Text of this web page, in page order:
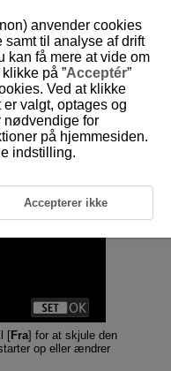
[Fra] for at skjule den
op eller ændrer
anvender cookies
til analyse af drift
kan få mere at vide om
på ”Acceptér”
Ved at klikke
er valgt, optages og
nødvendige for
på hjemmesiden.
indstilling.
Accepterer ikke